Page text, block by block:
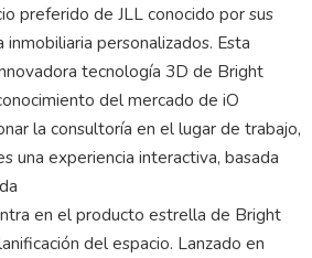
preferido de JLL conocido por sus
personalizados. Esta
tecnología 3D de Bright
del mercado de iO
la consultoría en el lugar de trabajo,
una experiencia interactiva, basada
en el producto estrella de Bright
del espacio. Lanzado en